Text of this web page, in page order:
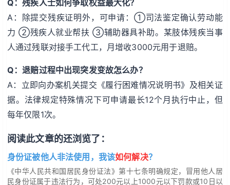
Q：残疾人士如何争取权益最大化？
A：除提交残疾证明外，可申请：①司法鉴定确认劳动能
力 ②残疾人就业帮扶 ③辅助器具补助。某肢体残疾当事
人通过残联对接手工代工，月增收3000元用于退赔。
Q：退赔过程中出现突发变故怎么办？
A：立即向办案机关提交《履行困难情况说明书》及相关证
据。法律规定特殊情况下可申请最长12个月执行中止，但
每年仅限1次。
阅读此文章的还浏览了：
身份证被他人非法使用，我该如何解决？
《中华人民共和国居民身份证法》第十七条明确规定，冒用他人居
民身份证属于违法行为，可处200元以上1000元以下罚款或10日以